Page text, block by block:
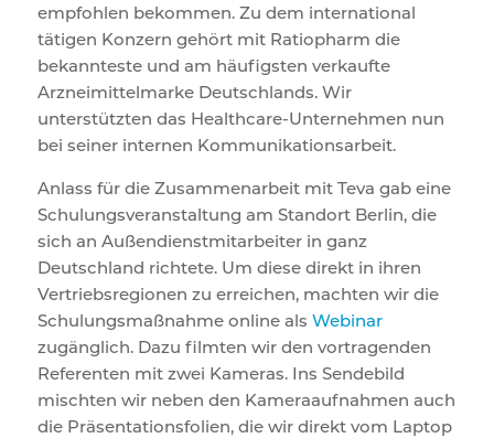
empfohlen bekommen. Zu dem international
tätigen Konzern gehört mit Ratiopharm die
bekannteste und am häufigsten verkaufte
Arzneimittelmarke Deutschlands. Wir
unterstützten das Healthcare-Unternehmen nun
bei seiner internen Kommunikationsarbeit.
Anlass für die Zusammenarbeit mit Teva gab eine
Schulungsveranstaltung am Standort Berlin, die
sich an Außendienstmitarbeiter in ganz
Deutschland richtete. Um diese direkt in ihren
Vertriebsregionen zu erreichen, machten wir die
Schulungsmaßnahme online als Webinar
zugänglich. Dazu filmten wir den vortragenden
Referenten mit zwei Kameras. Ins Sendebild
mischten wir neben den Kameraaufnahmen auch
die Präsentationsfolien, die wir direkt vom Laptop